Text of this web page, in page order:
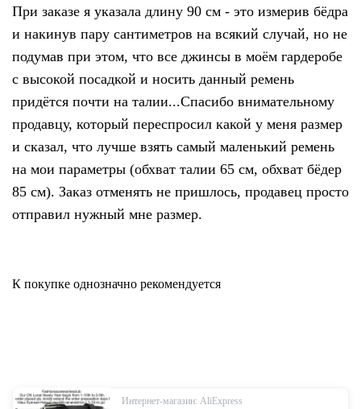
При заказе я указала длину 90 см - это измерив бёдра
и накинув пару сантиметров на всякий случай, но не
подумав при этом, что все джинсы в моём гардеробе
с высокой посадкой и носить данный ремень
придётся почти на талии...Спасибо внимательному
продавцу, который переспросил какой у меня размер
и сказал, что лучше взять самый маленький ремень
на мои параметры (обхват талии 65 см, обхват бёдер
85 см). Заказ отменять не пришлось, продавец просто
отправил нужный мне размер.
К покупке однозначно рекомендуется
Интернет-магазин: AliExpress